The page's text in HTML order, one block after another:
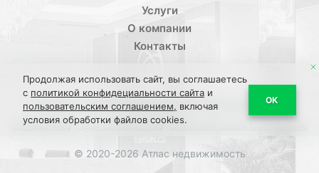
Услуги
О компании
Контакты
© 2020-2026 Атлас недвижимость
Политика конфиденциальности/Пользовательское
соглашение/ПДН Соглашение/Обратная связь Соглашение
Продолжая использовать сайт, вы соглашаетесь
с политикой конфидециальности сайта и
пользовательским соглашением, включая
условия обработки файлов cookies.
ОК